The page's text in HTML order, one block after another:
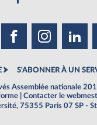
S'ABONNER À UN
Assemblée nationale
Contacter le
75355 Paris 07 SP -